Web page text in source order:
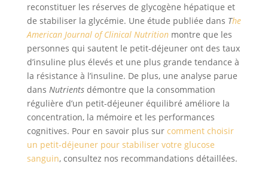
reconstituer les réserves de glycogène hépatique et
de stabiliser la glycémie. Une étude publiée dans The
American Journal of Clinical Nutritionmontre que les
personnes qui sautent le petit-déjeuner ont des taux
d’insuline plus élevés et une plus grande tendance à
la résistance à l’insuline. De plus, une analyse parue
dans Nutrientsdémontre que la consommation
régulière d’un petit-déjeuner équilibré améliore la
concentration, la mémoire et les performances
cognitives. Pour en savoir plus sur comment choisir
un petit-déjeuner pour stabiliser votre glucose
sanguin, consultez nos recommandations détaillées.